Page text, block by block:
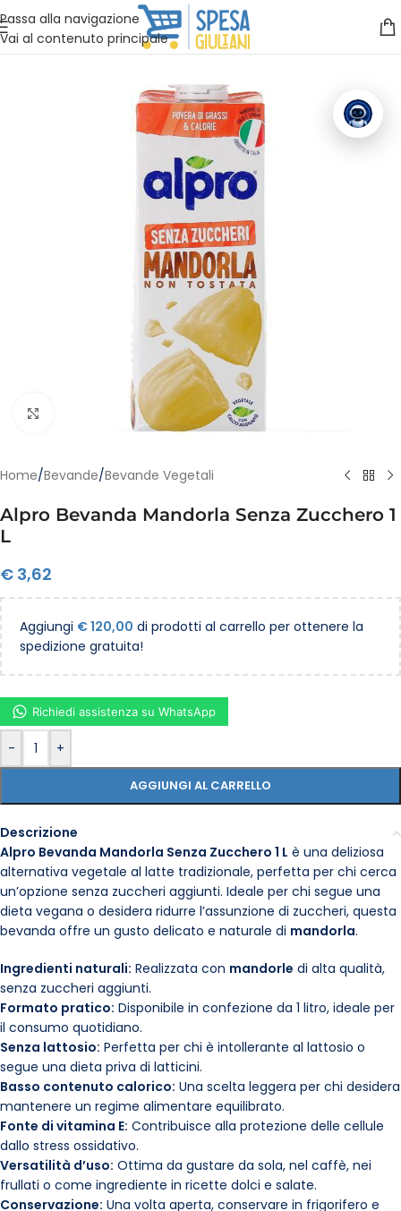
Passa alla navigazione
Vai al contenuto principale
Vuoi assistenza?Clicca qui e ti richiamiamo noi
Clicca per ingrandire
Home/Bevande/Bevande Vegetali
Alpro Bevanda Mandorla Senza Zucchero 1
L
€ 3,62
Aggiungi €120,00 di prodotti al carrello per ottenere la
spedizione gratuita!
- +
AGGIUNGI AL CARRELLO
Richiedi assistenza su WhatsApp
Descrizione
Alpro Bevanda Mandorla Senza Zucchero 1 L è una deliziosa
alternativa vegetale al latte tradizionale, perfetta per chi cerca
un’opzione senza zuccheri aggiunti. Ideale per chi segue una
dieta vegana o desidera ridurre l’assunzione di zuccheri, questa
bevanda offre un gusto delicato e naturale di mandorla.
Ingredienti naturali: Realizzata con mandorle di alta qualità,
senza zuccheri aggiunti.
Formato pratico: Disponibile in confezione da 1 litro, ideale per
il consumo quotidiano.
Senza lattosio: Perfetta per chi è intollerante al lattosio o
segue una dieta priva di latticini.
Basso contenuto calorico: Una scelta leggera per chi desidera
mantenere un regime alimentare equilibrato.
Fonte di vitamina E: Contribuisce alla protezione delle cellule
dallo stress ossidativo.
Versatilità d’uso: Ottima da gustare da sola, nel caffè, nei
frullati o come ingrediente in ricette dolci e salate.
Conservazione: Una volta aperta, conservare in frigorifero e